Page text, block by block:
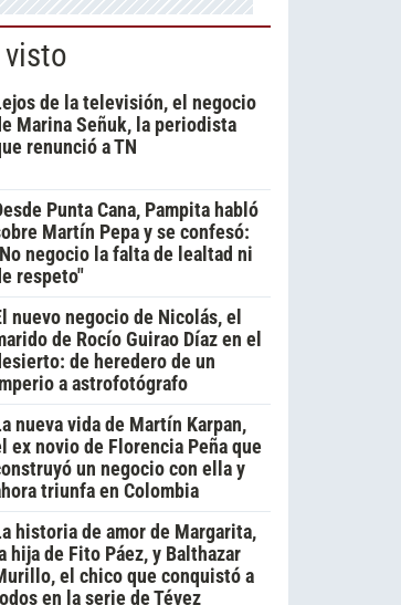
de la televisión, el negocio
Marina Señuk, la periodista
renunció a TN
Punta Cana, Pampita habló
Martín Pepa y se confesó:
negocio la falta de lealtad ni
respeto"
nuevo negocio de Nicolás, el
de Rocío Guirao Díaz en el
de heredero de un
a astrofotógrafo
nueva vida de Martín Karpan,
ex novio de Florencia Peña que
un negocio con ella y
triunfa en Colombia
historia de amor de Margarita,
hija de Fito Páez, y Balthazar
el chico que conquistó a
en la serie de Tévez